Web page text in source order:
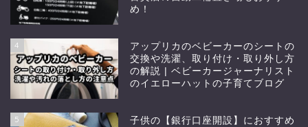
め！
4
アップリカのベビーカーのシートの
交換や洗濯、取り付け・取り外し方
の解説 | ベビーカージャーナリスト
のイエローハットの子育てブログ
5
子供の【銀行口座開設】におすすめ